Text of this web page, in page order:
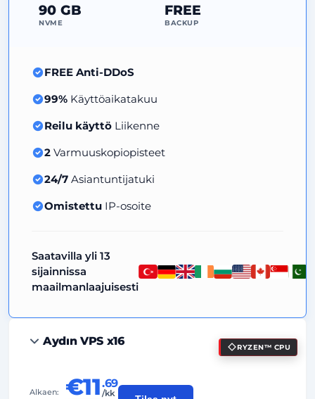
90 GB
NVME
FREE
BACKUP
FREE Anti-DDoS
99% Käyttöaikatakuu
Reilu käyttö Liikenne
2 Varmuuskopiopisteet
24/7 Asiantuntijatuki
Omistettu IP-osoite
Saatavilla yli 13
sijainnissa
maailmanlaajuisesti
Aydın VPS x16 RYZEN™ CPU
Alkaen: €11.69
/kk